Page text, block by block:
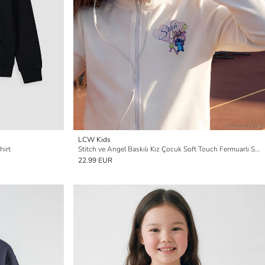
LCW Kids
Stitch ve Angel Baskılı Kız Çocuk Soft Touch Fermuarlı Sweatshirt
22.99 EUR